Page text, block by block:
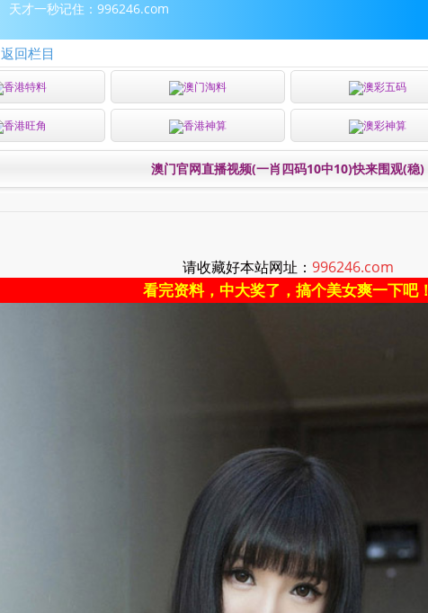
天才一秒记住：996246.com
返回栏目
香港特料 澳门淘料 澳彩五码
香港旺角 香港神算 澳彩神算
澳门官网直播视频(一肖四码10中10)快来围观(稳)
请收藏好本站网址： 996246.com
看完资料，中大奖了，搞个美女爽一下吧！